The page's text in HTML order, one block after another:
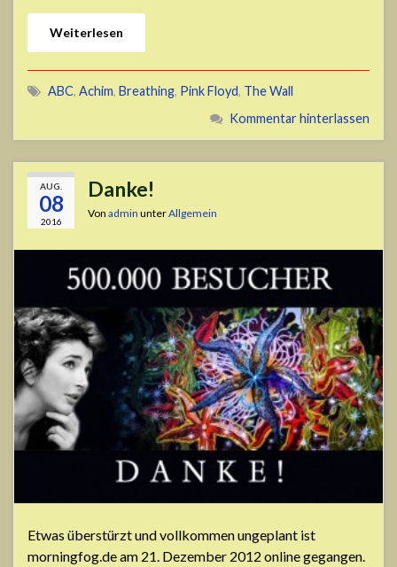
Weiterlesen
ABC, Achim, Breathing, Pink Floyd, The Wall
Kommentar hinterlassen
AUG.
08
2016
Danke!
Von admin unterAllgemein
Etwas überstürzt und vollkommen ungeplant ist
morningfog.de am 21. Dezember 2012 online gegangen.